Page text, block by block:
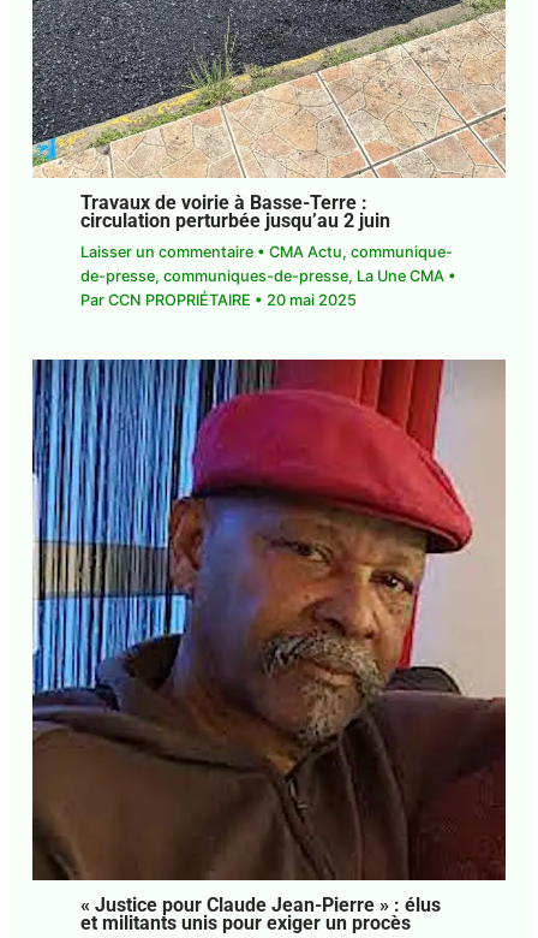
Travaux de voirie à Basse-Terre :
circulation perturbée jusqu’au 2 juin
Laisser un commentaire • CMA Actu, communique-
de-presse, communiques-de-presse, La Une CMA •
Par CCN PROPRIÉTAIRE • 20 mai 2025
« Justice pour Claude Jean-Pierre » : élus
et militants unis pour exiger un procès